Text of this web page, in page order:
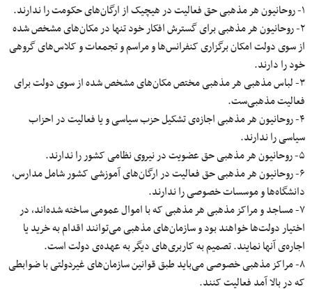
۱- روحانیون هر مذهبی حق فعالیت در هیچیک از ارگان‌های حکومت را ندارند.
۲- روحانیون هر مذهبی برای گسترش افکار خود تنها در مکان‌های مشخص شده
از سوی دولت امکان برگزاری کنفرانس‌ها و مراسم و تجمعات و کلاس‌های گروهی
خود را دارند.
۳- لباس مذهبی هر مذهبی مختص مکان‌های مشخص شده از سوی دولت برای
فعالیت مذهبی‌ست.
۴- روحانیون هر مذهبی اجازه‌ی تشکیل حزب سیاسی و یا فعالیت در احزاب
سیاسی را ندارند.
۵- روحانیون هر مذهبی حق عضویت در نیروی نظامی کشور را ندارند.
۶- روحانیون هر مذهبی حق فعالیت در ارگان‌های آموزشی کشور شامل مدارس،
دانشگاه‌ها و موسسات خصوصی را ندارند.
۷- مساجد و مراکز مذهبی هر مذهبی که با اموال عمومی ساخته شده‌اند، در
اختیار دولت‌ها خواهند بود و سازمان‌های مذهبی می‌توانند اقدام به خرید یا
اجاره‌ی آنها نمایند. تصمیم به کاربری‌های دیگر به عهده‌ی دولت است.
۸- مراکز مذهبی خصوصی می‌باید طبق قوانین سازمان‌های غیردولتی با ضوابطی
که در بالا آمد فعالیت کنند.